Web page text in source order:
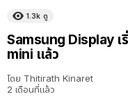
1.3k ดู
Samsung Display เ
mini แล้ว
โดย Thitirath Kinaret
2 เดือนที่แล้ว